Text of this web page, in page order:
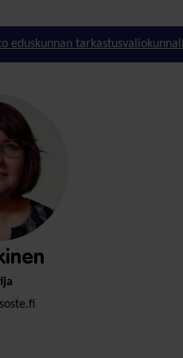
eduskunnan